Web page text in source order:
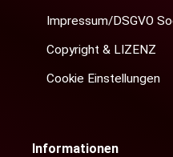
Impressum/DSGVO
Copyright & LIZENZ
Cookie Einstellungen
Informationen